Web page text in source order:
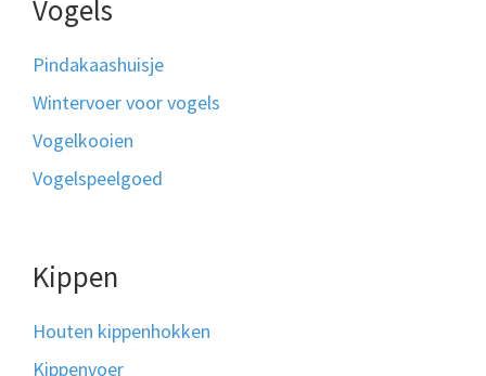
Vogels
Pindakaashuisje
Wintervoer voor vogels
Vogelkooien
Vogelspeelgoed
Kippen
Houten kippenhokken
Kippenvoer